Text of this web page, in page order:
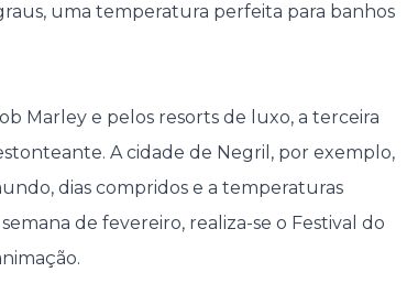
uma temperatura perfeita para banhos
Marley e pelos resorts de luxo, a terceira
A cidade de Negril, por exemplo,
dias compridos e a temperaturas
de fevereiro, realiza-se o Festival do